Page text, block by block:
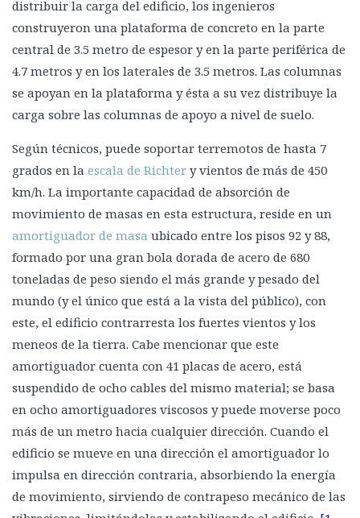
Bricker
Refuerzo con fibras
Envolturas con fibras de carbono
Papel tapiz sísmico
La Torre Latinoamericana.
U.S. Bank Tower
Torre Mayor
La Torre Taipei 101
Torre Titanium, La Portada
La Gran Torre Santiago
distribuir la carga del edificio, los ingenieros
construyeron una plataforma de concreto en la parte
central de 3.5 metro de espesor y en la parte periférica de
4.7 metros y en los laterales de 3.5 metros. Las columnas
se apoyan en la plataforma y ésta a su vez distribuye la
carga sobre las columnas de apoyo a nivel de suelo.
Según técnicos, puede soportar terremotos de hasta 7
grados en la escala de Richter y vientos de más de 450
km/h. La importante capacidad de absorción de
movimiento de masas en esta estructura, reside en un
amortiguador de masa ubicado entre los pisos 92 y 88,
formado por una gran bola dorada de acero de 680
toneladas de peso siendo el más grande y pesado del
mundo (y el único que está a la vista del público), con
este, el edificio contrarresta los fuertes vientos y los
meneos de la tierra. Cabe mencionar que este
amortiguador cuenta con 41 placas de acero, está
suspendido de ocho cables del mismo material; se basa
en ocho amortiguadores viscosos y puede moverse poco
más de un metro hacia cualquier dirección. Cuando el
edificio se mueve en una dirección el amortiguador lo
impulsa en dirección contraria, absorbiendo la energía
de movimiento, sirviendo de contrapeso mecánico de las